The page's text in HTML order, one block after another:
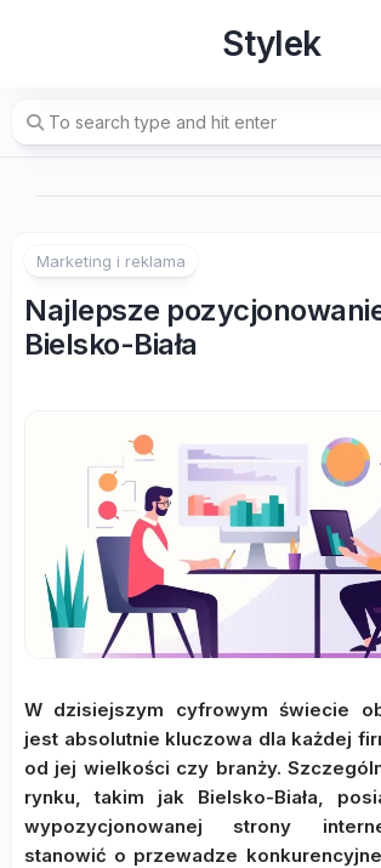
Stylek
Marketing i reklama
Najlepsze
Bielsko-Biała
W dzisiejszym cyfrowym świecie
jest absolutnie kluczowa dla każdej
od jej wielkości czy branży.
rynku, takim jak Bielsko-Biała,
wypozycjonowanej strony
stanowić o przewadze